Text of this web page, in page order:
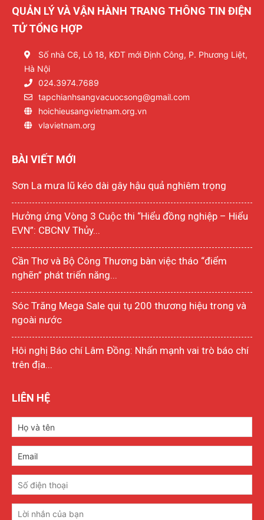
QUẢN LÝ VÀ VẬN HÀNH TRANG THÔNG TIN ĐIỆN
TỬ TỔNG HỢP
Số nhà C6, Lô 18, KĐT mới Định Công, P. Phương Liệt,
Hà Nội
024.3974.7689
tapchianhsangvacuocsong@gmail.com
hoichieusangvietnam.org.vn
vlavietnam.org
BÀI VIẾT MỚI
Sơn La mưa lũ kéo dài gây hậu quả nghiêm trọng
Hưởng ứng Vòng 3 Cuộc thi “Hiểu đồng nghiệp – Hiểu
EVN”: CBCNV Thủy...
Cần Thơ và Bộ Công Thương bàn việc tháo “điểm
nghẽn” phát triển năng...
Sóc Trăng Mega Sale qui tụ 200 thương hiệu trong và
ngoài nước
Hôi nghị Báo chí Lâm Đồng: Nhấn mạnh vai trò báo chí
trên địa...
LIÊN HỆ